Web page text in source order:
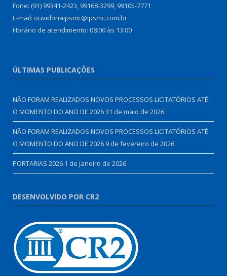
Fone: (91) 99341-2423, 99168-3299, 99105-7771
E-mail: ouvidoriaipsmc@ipsmc.com.br
Horário de atendimento: 08:00 às 13:00
ÚLTIMAS PUBLICAÇÕES
NÃO FORAM REALIZADOS NOVOS PROCESSOS LICITATÓRIOS ATÉ
O MOMENTO DO ANO DE 202631 de maio de 2026
NÃO FORAM REALIZADOS NOVOS PROCESSOS LICITATÓRIOS ATÉ
O MOMENTO DO ANO DE 2026 9 de fevereiro de 2026
PORTARIAS 2026 1 de janeiro de 2026
DESENVOLVIDO POR CR2